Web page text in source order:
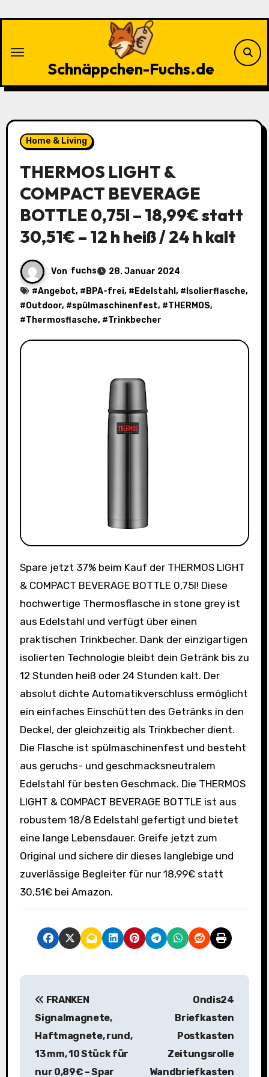
Schnäppchen-Fuchs.de
Home & Living
THERMOS LIGHT &
COMPACT BEVERAGE
BOTTLE 0,75l – 18,99€ statt
30,51€ – 12 h heiß / 24 h kalt
Von fuchs
28. Januar 2024
#Angebot, # BPA-frei, # Edelstahl , # Isolierflasche,
#Outdoor, #spülmaschinenfest, #THERMOS,
#Thermosflasche, #Trinkbecher
Spare jetzt 37% beim Kauf der THERMOS LIGHT
& COMPACT BEVERAGE BOTTLE 0,75l! Diese
hochwertige Thermosflasche in stone grey ist
aus Edelstahl und verfügt über einen
praktischen Trinkbecher. Dank der einzigartigen
isolierten Technologie bleibt dein Getränk bis zu
12 Stunden heiß oder 24 Stunden kalt. Der
absolut dichte Automatikverschluss ermöglicht
ein einfaches Einschütten des Getränks in den
Deckel, der gleichzeitig als Trinkbecher dient.
Die Flasche ist spülmaschinenfest und besteht
aus geruchs- und geschmacksneutralem
Edelstahl für besten Geschmack. Die THERMOS
LIGHT & COMPACT BEVERAGE BOTTLE ist aus
robustem 18/8 Edelstahl gefertigt und bietet
eine lange Lebensdauer. Greife jetzt zum
Original und sichere dir dieses langlebige und
zuverlässige Begleiter für nur 18,99€ statt
30,51€ bei Amazon.
B
FRANKEN
Signalmagnete,
Haftmagnete, rund,
13 mm, 10 Stück für
nur 0,89€ – Spar
Ondis24
Briefkasten
Postkasten
Zeitungsrolle
Wandbriefkasten